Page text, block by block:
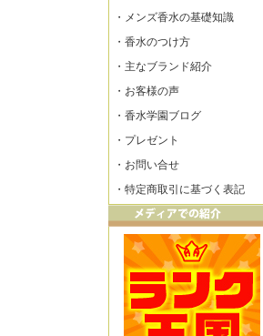
・ メンズ香水の基礎知識
・ 香水のつけ方
・ 主なブランド紹介
・ お客様の声
・ 香水学園ブログ
・ プレゼント
・ お問い合せ
・ 特定商取引に基づく表記